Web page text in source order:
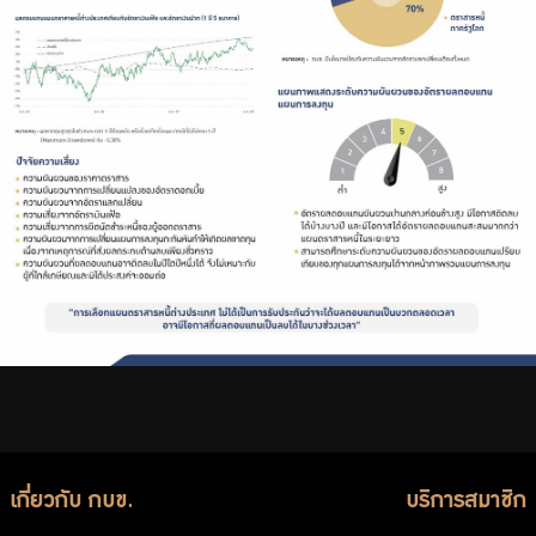
เกี่ยวกับ กบข. บริการสมาชิก